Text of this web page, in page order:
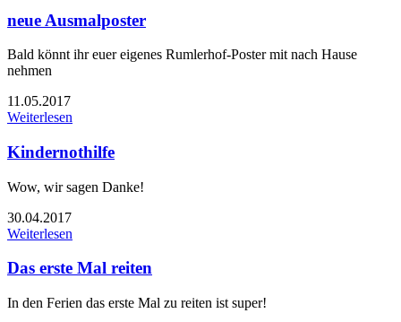
neue Ausmalposter
Bald könnt ihr euer eigenes Rumlerhof-Poster mit nach Hause
nehmen
11.05.2017
Weiterlesen
Kindernothilfe
Wow, wir sagen Danke!
30.04.2017
Weiterlesen
Das erste Mal reiten
In den Ferien das erste Mal zu reiten ist super!